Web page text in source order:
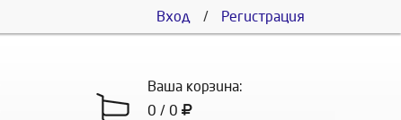
Вход / Регистрация
Ваша корзина:
0 / 0